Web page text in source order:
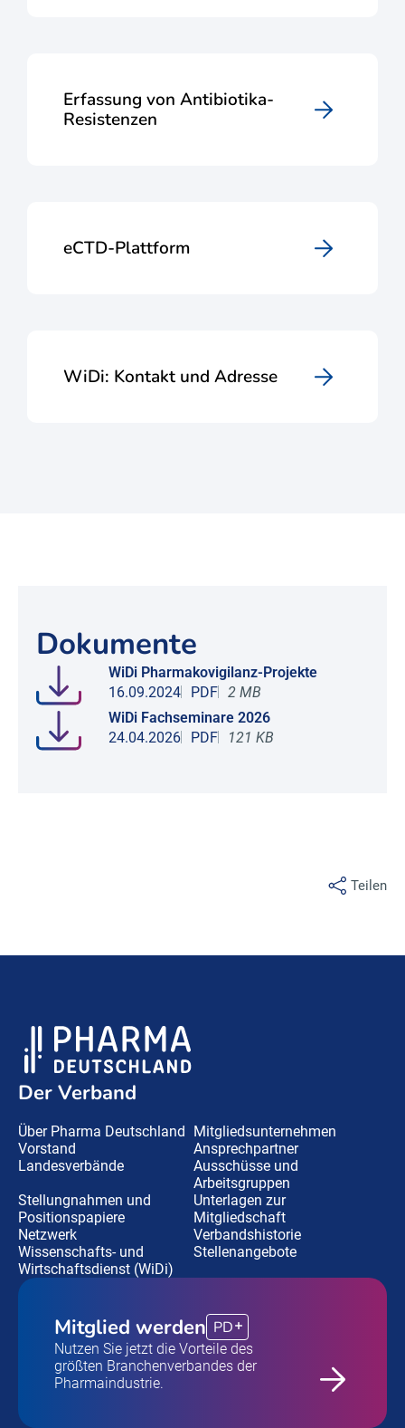
Erfassung von Antibiotika-
Resistenzen
eCTD-Plattform
WiDi: Kontakt und Adresse
Dokumente
WiDi Pharmakovigilanz-Projekte
16.09.2024
PDF 2 MB
WiDi Fachseminare 2026
24.04.2026
PDF 121 KB
Teilen
Der Verband
Über Pharma Deutschland
Mitgliedsunternehmen
Vorstand
Ansprechpartner
Landesverbände
Ausschüsse und
Arbeitsgruppen
Stellungnahmen und
Positionspapiere
Unterlagen zur
Mitgliedschaft
Netzwerk
Verbandshistorie
Wissenschafts- und
Wirtschaftsdienst (WiDi)
Stellenangebote
Mitglied werden PD
Nutzen Sie jetzt die Vorteile des
größten Branchenverbandes der
Pharmaindustrie.